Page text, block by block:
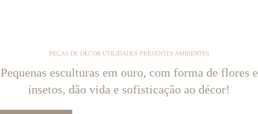
PEÇAS DE DÉCOR UTILIDADES PRESENTES AMBIENTES
Pequenas esculturas em ouro, com forma de flores e
insetos, dão vida e sofisticação ao décor!